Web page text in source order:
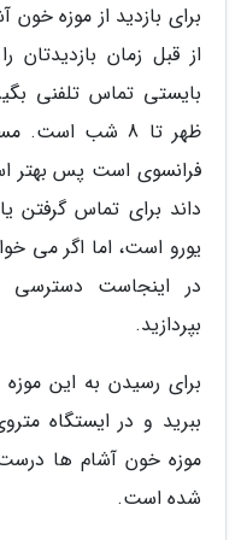
برای بازدید از موزه
از قبل زمان بازدیدتان
ظهر تا 8 شب
فرانسوی است پس بهتر
یورو است، اما اگر می
بپردازید.
برای رسیدن به این موزه
موزه خون آشام ها
شده است.